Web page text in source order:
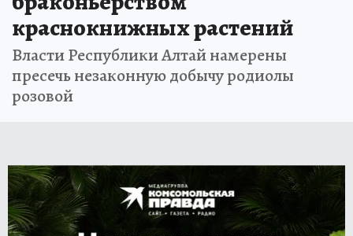
краснокнижных растений
Власти Республики Алтай намерены
пресечь незаконную добычу родиолы
розовой